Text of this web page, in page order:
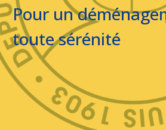
Pour un
toute sérénité